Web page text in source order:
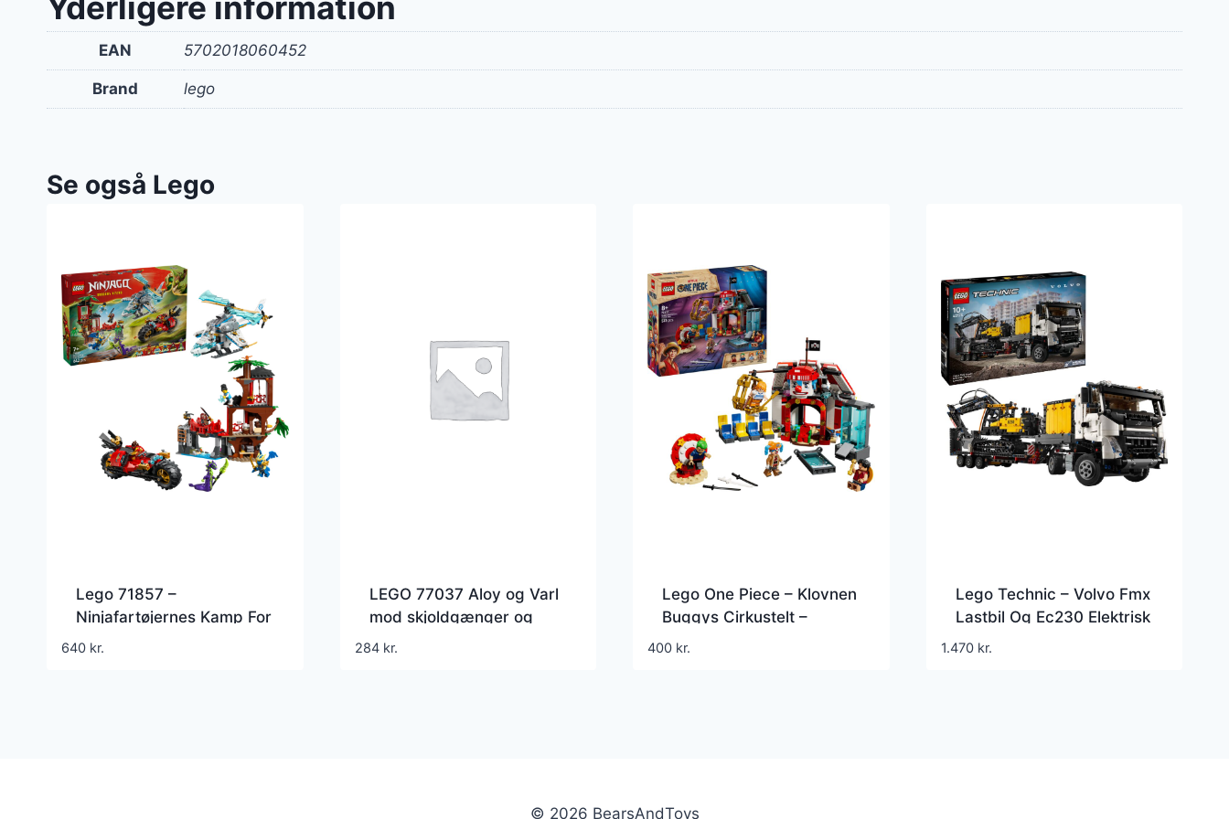
250 kr..
Yderligere information
EAN 5702018060452
Brand lego
Se også Lego
Lego 71857 –
Ninjafartøjernes Kamp For
Trætophuset – Ninjago
640 kr.
LEGO 77037 Aloy og Varl
mod skjoldgænger og
savtand
284 kr.
Lego One Piece – Klovnen
Buggys Cirkustelt –
75637
400 kr.
Lego Technic – Volvo Fmx
Lastbil Og Ec230 Elektrisk
Gravemaskine – 42175
1.470 kr.
© 2026 BearsAndToys